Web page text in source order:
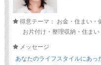
得意テーマ： お金・住まい・
お片付け・整理収納・住まい
メッセージ
あなたのライフスタイルにあっ